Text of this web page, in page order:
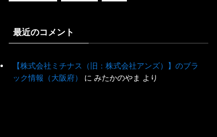
最近のコメント
【株式会社ミチナス（旧：株式会社アンズ）】のブラ
ック情報（大阪府）
に みたかのやま より